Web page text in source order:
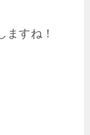
ますね！